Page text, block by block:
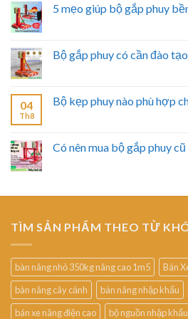
5 mẹo giúp bộ gắp phuy
Bộ gắp phuy có cần đào
04
Th8
Bộ kẹp phuy nào phù hợp
Có nên mua bộ gắp phuy
TÌM SẢN PHẨM THEO TỪ
bàn nâng nhỏ 350kg nâng cao 1m5
Bán
bàn nâng cây cảnh
bàn nâng nhập khẩu
bán xe nâng điện cao
bộ nguồn nhập